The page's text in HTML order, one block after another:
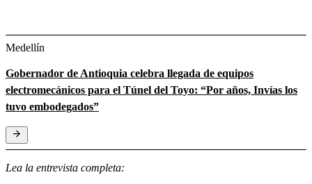
Medellín
Gobernador de Antioquia celebra llegada de equipos
electromecánicos para el Túnel del Toyo: “Por años, Invías los
tuvo embodegados”
Lea la entrevista completa: